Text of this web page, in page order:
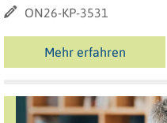
ON26-KP-3531
Mehr erfahren